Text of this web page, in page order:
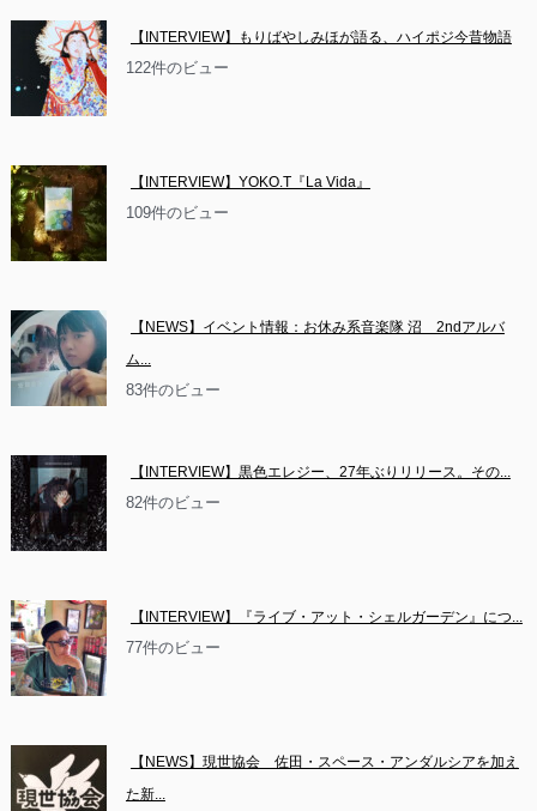
【INTERVIEW】もりばやしみほが語る、ハイポジ今昔物語
122件のビュー
【INTERVIEW】YOKO.T『La Vida』
109件のビュー
【NEWS】イベント情報：お休み系音楽隊 沼　2ndアルバ
ム...
83件のビュー
【INTERVIEW】黒色エレジー、27年ぶりリリース。その...
82件のビュー
【INTERVIEW】『ライブ・アット・シェルガーデン』につ...
77件のビュー
【NEWS】現世協会　佐田・スペース・アンダルシアを加え
た新...